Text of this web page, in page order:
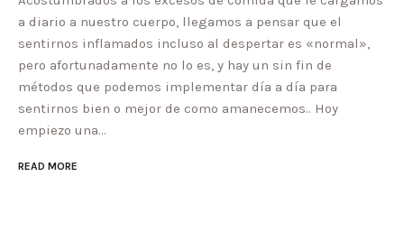
a diario a nuestro cuerpo, llegamos a pensar que el
sentirnos inflamados incluso al despertar es «normal»,
pero afortunadamente no lo es, y hay un sin fin de
métodos que podemos implementar día a día para
sentirnos bien o mejor de como amanecemos.. Hoy
empiezo una...
READ MORE